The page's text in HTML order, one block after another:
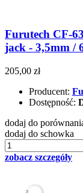
Furutech CF-
jack - 3,5mm /
205,00 zł
Producent:
Dostępność:
dodaj do
dodaj do schowka
zobacz szczegóły